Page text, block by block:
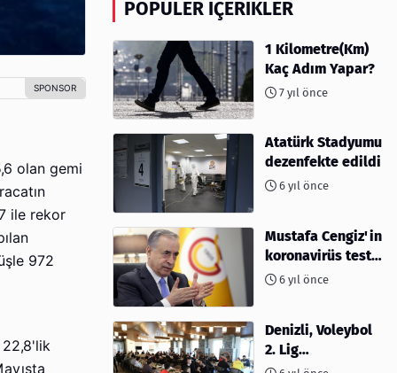
olan gemi
ile rekor
972
22,8'lik
POPÜLER İÇERIKLER
1 Kilometre(Km)
Kaç Adım Yapar?
7 yıl önce
Atatürk Stadyumu
dezenfekte edildi
6 yıl önce
Mustafa Cengiz'in
koronavirüs test
sonucu açıklandı
6 yıl önce
Denizli, Voleybol
2. Lig
müsabakalarına